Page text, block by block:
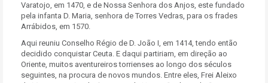
Varatojo, em 1470, e de Nossa Senhora dos Anjos, este fundado
pela infanta D. Maria, senhora de Torres Vedras, para os frades
Arrábidos, em 1570.
Aqui reuniu Conselho Régio de D. João I, em 1414, tendo então
decidido conquistar Ceuta. E daqui partiriam, em direção ao
Oriente, muitos aventureiros torrienses ao longo dos séculos
seguintes, na procura de novos mundos. Entre eles, Frei Aleixo